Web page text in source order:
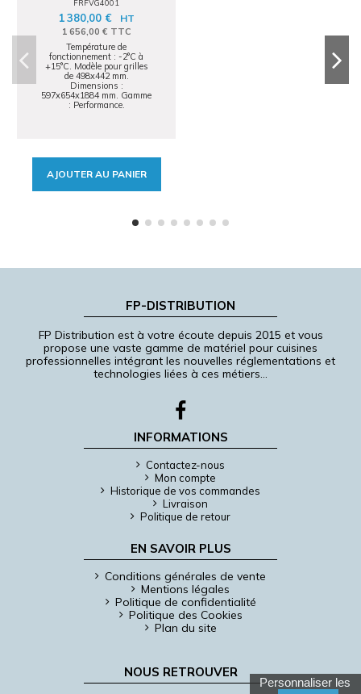
FRFVG4001
1 380,00 € HT
1 656,00 € TTC
Température de
fonctionnement : -2°C à
+15°C. Modèle pour grilles
de 498x442 mm.
Dimensions :
597x654x1884 mm. Gamme
: Performance.
AJOUTER AU PANIER
FP-DISTRIBUTION
FP Distribution est à votre écoute depuis 2015 et vous
propose une vaste gamme de matériel pour cuisines
professionnelles intégrant les nouvelles réglementations et
technologies liées à ces métiers…
INFORMATIONS
Contactez-nous
Mon compte
Historique de vos commandes
Livraison
Politique de retour
EN SAVOIR PLUS
Conditions générales de vente
Mentions légales
Politique de confidentialité
Politique des Cookies
Plan du site
NOUS RETROUVER
Personnaliser les